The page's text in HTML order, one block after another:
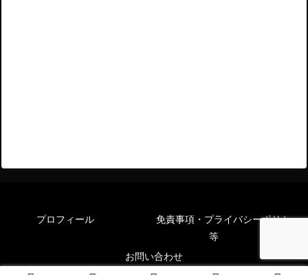
プロフィール
免責事項・プライバシーポリシー
等
お問い合わせ